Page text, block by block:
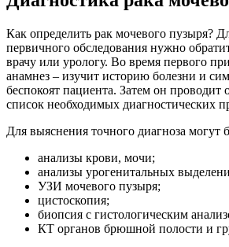
Как определить рак мочевого пузыря?
первичного обследования нужно
врачу или урологу. Во время первого
анамнез – изучит историю болезни и
беспокоят пациента. Затем он проводит
список необходимых диагностических
Для выяснения точного диагноза могут
анализы крови, мочи;
анализы урогенитальных
УЗИ мочевого пузыря;
цистоскопия;
биопсия с гистологическим
КТ органов брюшной полости и